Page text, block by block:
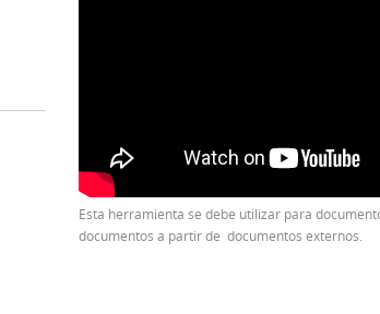
Esta herramienta se debe utilizar para
documentos a partir de documentos externos.